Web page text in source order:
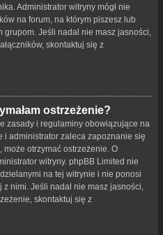
Administrator witryny mógł nie
na forum, na którym piszesz lub
grupom. Jeśli nadal nie masz jasności,
skontaktuj się z
ostrzeżenie?
zasady i regulaminy obowiązujące na
administrator zaleca zapoznanie się
może otrzymać ostrzeżenie. O
witryny. phpBB Limited nie
na tej witrynie i nie ponosi
nimi. Jeśli nadal nie masz jasności,
skontaktuj się z